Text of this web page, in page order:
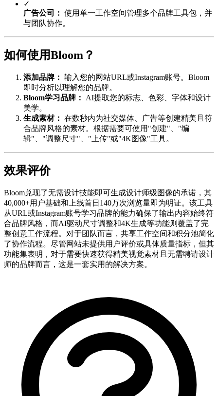
✓
广告公司： 使用单一工作空间管理多个品牌工具包，并
与团队协作。
如何使用Bloom？
添加品牌： 输入您的网站URL或Instagram账号。Bloom
即时分析以理解您的品牌。
Bloom学习品牌：
AI提取您的标志、色彩、字体和设计
美学。
生成素材： 在数秒内为社交媒体、广告等创建精美且符
合品牌风格的素材。根据需要可使用"创建"、"编
辑"、"调整尺寸"、"上传"或"4K图像"工具。
效果评价
Bloom兑现了无需设计技能即可生成设计师级图像的承诺，其
40,000+用户基础和上线首日140万次浏览量即为明证。该工具
从URL或Instagram账号学习品牌的能力确保了输出内容始终符
合品牌风格，而AI驱动尺寸调整和4K生成等功能则覆盖了完
整创意工作流程。对于团队而言，共享工作空间和积分池简化
了协作流程。尽管网站未提供用户评价或具体质量指标，但其
功能集表明，对于需要快速获得精美视觉素材且无需聘请设计
师的品牌而言，这是一套实用的解决方案。